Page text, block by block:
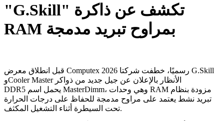
"G.Skill" تكشف عن ذاكرة
RAM بمراوح تبريد مدمجة
قبل انطلاق معرض Computex 2026 رسميًا، خطفت شركتا G.Skill
وCooler Master الأنظار بالإعلان عن جيل جديد من ذواكر
DDR5 يحمل اسم MasterDimm، وهي وحدات RAM مزودة بنظام
تبريد نشط يعتمد على مراوح مدمجة للحفاظ على درجات الحرارة
تحت السيطرة أثناء التشغيل المكثف.